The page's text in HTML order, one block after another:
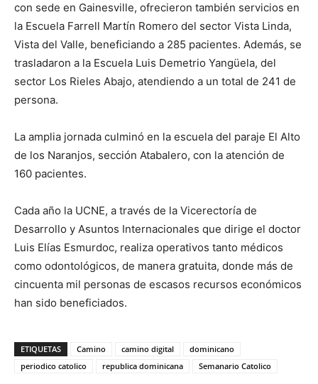
con sede en Gainesville, ofrecieron también servicios en
la Escuela Farrell Martín Romero del sector Vista Linda,
Vista del Valle, beneficiando a 285 pacientes. Además, se
trasladaron a la Escuela Luis De­metrio Yangüela, del
sector Los Rieles Aba­jo, atendiendo a un total de 241 de
persona.
La amplia jornada culminó en la escuela del paraje El Alto
de los Naranjos, sección Atabalero, con la atención de
160 pacientes.
Cada año la UCNE, a través de la Vice­rectoría de
Desarrollo y Asuntos Internacio­nales que dirige el doctor
Luis Elías Esmur­doc, realiza operativos tanto médicos
como odontológicos, de ma­nera gratuita, donde más de
cincuenta mil personas de escasos recursos económicos
han sido beneficiados.
ETIQUETAS Camino camino digital
dominicano
periodico catolico
republica dominicana Semanario Catolico